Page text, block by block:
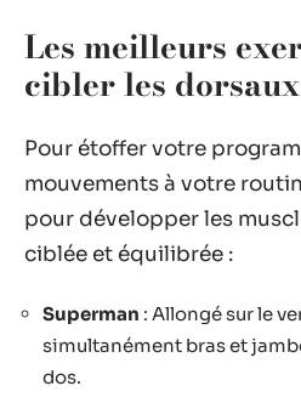
Les meilleurs
cibler les dorsaux
Pour étoffer votre
mouvements à votre
pour développer les
ciblée et équilibrée :
Superman : Allongé sur le
simultanément bras et
dos.